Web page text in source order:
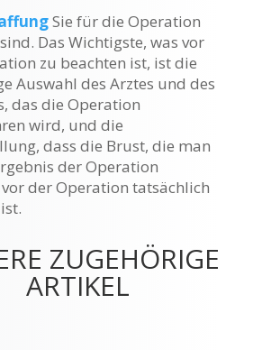
Sie für die Operation
Das Wichtigste, was vor
zu beachten ist, ist die
Auswahl des Arztes und des
das die Operation
wird, und die
dass die Brust, die man
der Operation
der Operation tatsächlich
ZUGEHÖRIGE
ARTIKEL